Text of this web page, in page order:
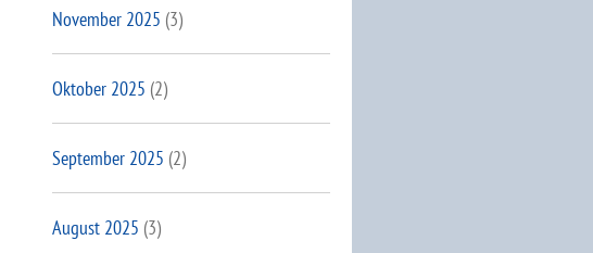
November 2025 (3)
Oktober 2025 (2)
September 2025 (2)
August 2025 (3)